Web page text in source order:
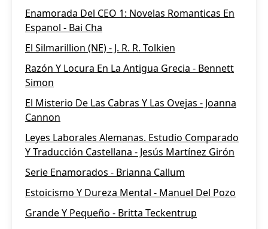
Enamorada Del CEO 1: Novelas Romanticas En
Espanol - Bai Cha
El Silmarillion (NE) - J. R. R. Tolkien
Razón Y Locura En La Antigua Grecia - Bennett
Simon
El Misterio De Las Cabras Y Las Ovejas - Joanna
Cannon
Leyes Laborales Alemanas. Estudio Comparado
Y Traducción Castellana - Jesús Martínez Girón
Serie Enamorados - Brianna Callum
Estoicismo Y Dureza Mental - Manuel Del Pozo
Grande Y Pequeño - Britta Teckentrup